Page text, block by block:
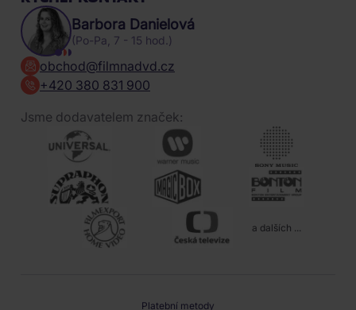
Barbora Danielová
(Po-Pa, 7 - 15 hod.)
obchod@filmnadvd.cz
+420 380 831 900
Jsme dodavatelem značek:
a dalších ...
Platební metody